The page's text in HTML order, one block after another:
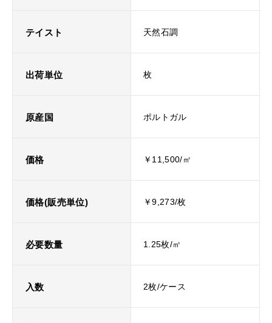
テイスト 天然石調
出荷単位 枚
原産国 ポルトガル
価格 ￥11,500/㎡
価格(販売単位) ￥9,273/枚
必要数量 1.25枚/㎡
入数 2枚/ケース